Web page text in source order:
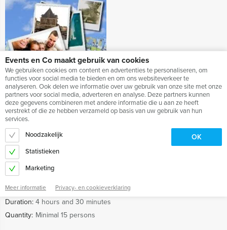
Information:
Name:
Price:
From € 67,50 p.p. excl. VAT
Duration:4 hours and 30 minutes
Quantity: Minimal 15 persons
Events en Co maakt gebruik van cookies
We gebruiken cookies om content en advertenties te personaliseren, om
functies voor social media te bieden en om ons websiteverkeer te
analyseren. Ook delen we informatie over uw gebruik van onze site met onze
partners voor social media, adverteren en analyse. Deze partners kunnen
deze gegevens combineren met andere informatie die u aan ze heeft
verstrekt of die ze hebben verzameld op basis van uw gebruik van hun
services.
Noodzakelijk
Statistieken
Marketing
OK
Meer informatie Privacy- en cookieverklaring